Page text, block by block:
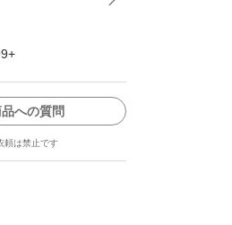
わってる!〜
への質問
頼は禁止です